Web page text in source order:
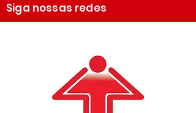
Siga nossas redes